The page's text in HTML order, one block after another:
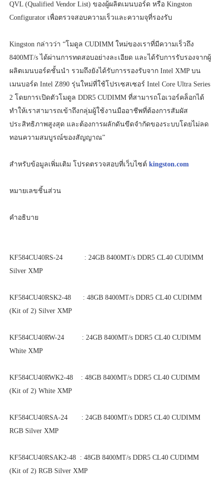
QVL (Qualified Vendor List) ของผู้ผลิตเมนบอร์ด หรือ Kingston
Configurator เพื่อตรวจสอบความเร็วและความจุที่รองรับ
Kingston กล่าวว่า “โมดูล CUDIMM ใหม่ของเราที่มีความเร็วถึง
8400MT/s ได้ผ่านการทดสอบอย่างละเอียด และได้รับการรับรองจากผู้
ผลิตเมนบอร์ดชั้นนำ รวมถึงยังได้รับการรองรับจาก Intel XMP บน
เมนบอร์ด Intel Z890 รุ่นใหม่ที่ใช้โปรเซสเซอร์ Intel Core Ultra Series
2 โดยการเปิดตัวโมดูล DDR5 CUDIMM ที่สามารถโอเวอร์คล็อกได้
ทำให้เราสามารถเข้าถึงกลุ่มผู้ใช้งานมืออาชีพที่ต้องการสัมผัส
ประสิทธิภาพสูงสุด และต้องการผลักดันขีดจำกัดของระบบโดยไม่ลด
ทอนความสมบูรณ์ของสัญญาณ”
สำหรับข้อมูลเพิ่มเติม โปรดตรวจสอบที่เว็บไซต์ kingston.com
หมายเลขชิ้นส่วน
คำอธิบาย
KF584CU40RS-24 : 24GB 8400MT/s DDR5 CL40 CUDIMM
Silver XMP
KF584CU40RSK2-48 : 48GB 8400MT/s DDR5 CL40 CUDIMM
(Kit of 2) Silver XMP
KF584CU40RW-24 : 24GB 8400MT/s DDR5 CL40 CUDIMM
White XMP
KF584CU40RWK2-48 : 48GB 8400MT/s DDR5 CL40 CUDIMM
(Kit of 2) White XMP
KF584CU40RSA-24 : 24GB 8400MT/s DDR5 CL40 CUDIMM
RGB Silver XMP
KF584CU40RSAK2-48 : 48GB 8400MT/s DDR5 CL40 CUDIMM
(Kit of 2) RGB Silver XMP